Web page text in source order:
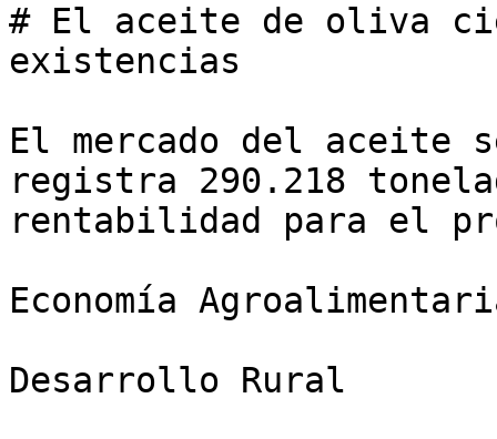
# El aceite de oliva
existencias
El mercado del aceite
registra 290.218
rentabilidad para el
Economía
Desarrollo Rural